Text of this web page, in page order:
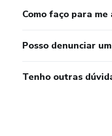
Como faço para
Posso denunciar
Tenho outras